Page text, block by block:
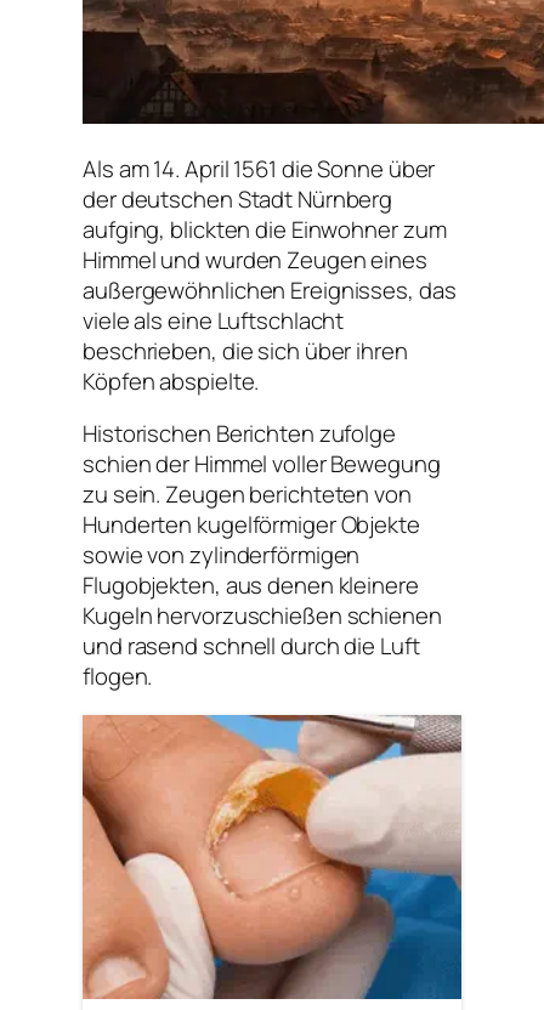
Als am 14. April 1561 die Sonne über
der deutschen Stadt Nürnberg
aufging, blickten die Einwohner zum
Himmel und wurden Zeugen eines
außergewöhnlichen Ereignisses, das
viele als eine Luftschlacht
beschrieben, die sich über ihren
Köpfen abspielte.
Historischen Berichten zufolge
schien der Himmel voller Bewegung
zu sein. Zeugen berichteten von
Hunderten kugelförmiger Objekte
sowie von zylinderförmigen
Flugobjekten, aus denen kleinere
Kugeln hervorzuschießen schienen
und rasend schnell durch die Luft
flogen.